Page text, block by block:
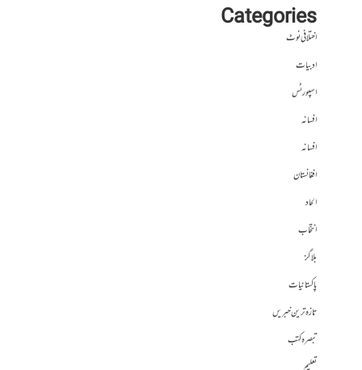
Categories
اختلافی نوٹ
ادبیات
اسپورٹس
افسانہ
افسانہ
افغانستان
الحاد
انتخاب
بلاگز
پاکستانیات
تازہ ترین خبریں
تبصرہ کتب